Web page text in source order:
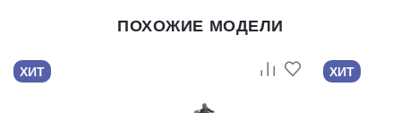
ПОХОЖИЕ МОДЕЛИ
ХИТ ХИТ